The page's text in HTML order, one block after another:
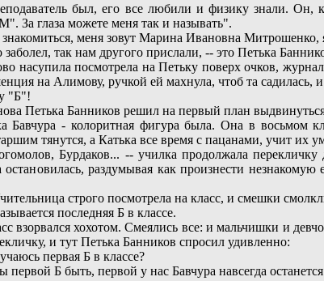
был, его все любили и физику знали. Он,
глаза можете меня так и называть".
меня зовут Марина Ивановна Митрошенко,
так нам другого прислали, -- это Петька
насупила посмотрела на Петьку поверх очков,
на Алимову, ручкой ей махнула, чтоб та садилась,
"Б"!
Петька Банников решил на первый план
Бавчура - колоритная фигура была. Она в восьмом
тянутся, а Катька все время с пацанами, учит
Бурдаков... -- училка продолжала
раздумывая как произнести
строго посмотрела на класс, и смешки
последняя Б в классе.
взорвался хохотом. Смеялись все: и мальчишки и
и тут Петька Банников спросил удивленно:
первая Б в классе?
Б быть, первой у нас Бавчура навсегда